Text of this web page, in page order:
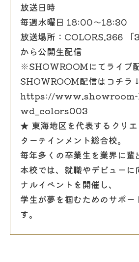
放送日時
毎週水曜日 18:00〜18:30
放送場所：COLORS.366 「
から公開生配信
※SHOWROOMにてライブ
SHOWROOM配信はコチ
https://
wd_colors003
★ 東海地区を代表するクリ
ターテインメント総合校。
毎年多くの卒業生を業界に輩
本校では、就職やデビューに
ナルイベントを開催し、
学生が夢を掴むためのサポー
す。